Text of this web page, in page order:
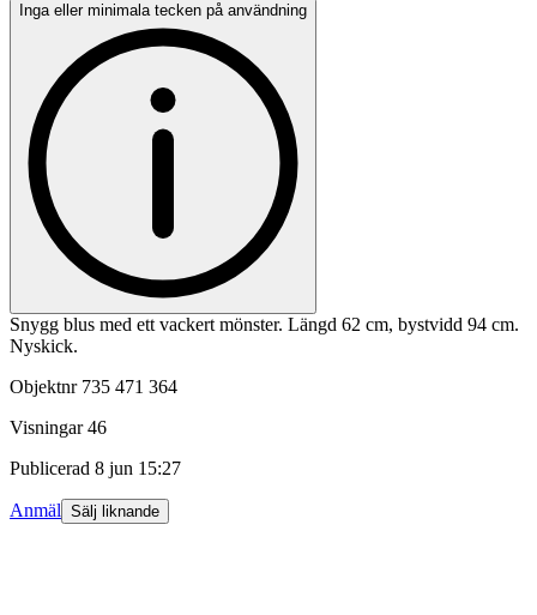
Inga eller minimala tecken på användning
Snygg blus med ett vackert mönster. Längd 62 cm, bystvidd 94 cm.
Nyskick.
Objektnr 735 471 364
Visningar 46
Publicerad 8 jun 15:27
Anmäl Sälj liknande